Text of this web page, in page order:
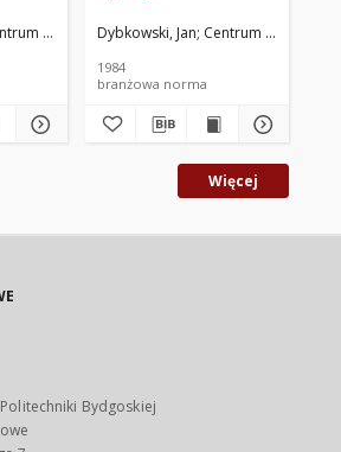
Mechanizacji Górnictwa KOMAG. Oprac.
Dybkowski, Jan Centrum
1984
branżowa norma
Więcej
Bydgoskiej